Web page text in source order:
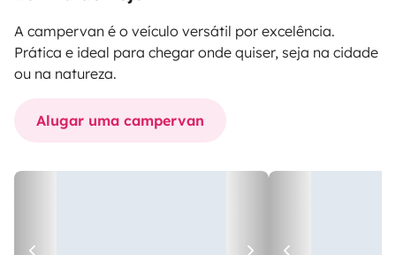
A campervan é o veículo versátil por excelência.
Prática e ideal para chegar onde quiser, seja na cidade
ou na natureza.
Alugar uma campervan